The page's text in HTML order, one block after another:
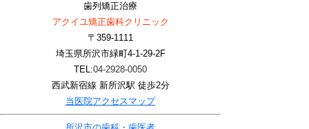
歯列矯正治療
アクイユ矯正歯科クリニック
〒359-1111
埼玉県所沢市緑町4-1-29-2F
TEL:04-2928-0050
西武新宿線 新所沢駅 徒歩2分
当医院アクセスマップ